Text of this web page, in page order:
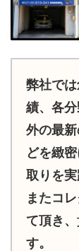
弊社で
績、各
外の最
どを緻
取りを実
またコ
て頂き
す。